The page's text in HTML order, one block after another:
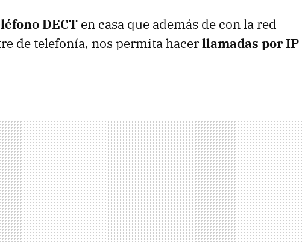
DECT en casa que además de con la red
de telefonía, nos permita hacerllamadas por IP